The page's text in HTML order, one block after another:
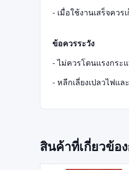
- เมื่อใช้งานเสร็จควร
ข้อควรระวัง
- ไม่ควรโดนแรงกระ
- หลีกเลี่ยงเปลวไฟแ
สินค้าที่เกี่ยวข้อ